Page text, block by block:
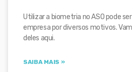
Utilizar a biometria no ASO pode
empresa por diversos motivos.
deles aqui.
SAIBA MAIS »